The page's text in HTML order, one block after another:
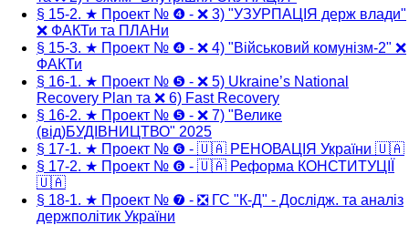
§ 15-2. ★ Проект № ❹ - ❌ 3) "УЗУРПАЦІЯ держ влади"
❌ ФАКТи та ПЛАНи
§ 15-3. ★ Проект № ❹ - ❌ 4) "Військовий комунізм-2" ❌
ФАКТи
§ 16-1. ★ Проект № ❺ - ❌ 5) Ukraine’s National
Recovery Plan та ❌ 6) Fast Recovery
§ 16-2. ★ Проект № ❺ - ❌ 7) "Велике
(від)БУДІВНИЦТВО" 2025
§ 17-1. ★ Проект № ❻ - 🇺🇦 РЕНОВАЦІЯ України 🇺🇦
§ 17-2. ★ Проект № ❻ - 🇺🇦 Реформа КОНСТИТУЦІЇ
🇺🇦
§ 18-1. ★ Проект № ❼ - ❎ ГС "К-Д" - Дослідж. та аналіз
держполітик України